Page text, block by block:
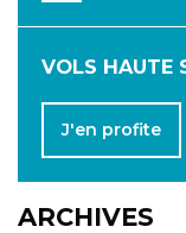
VOLS
J'en profite
ARCHIVES